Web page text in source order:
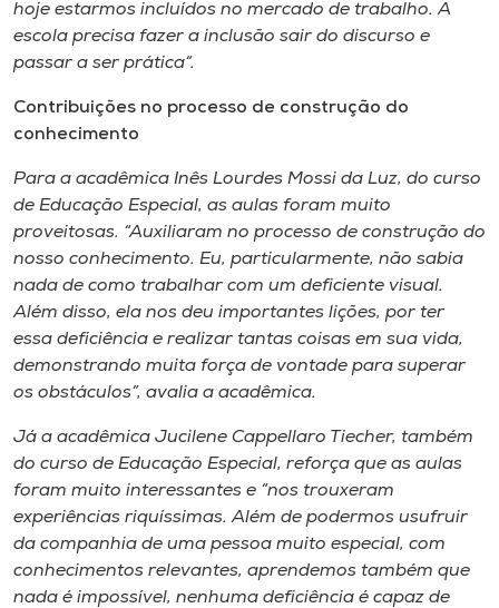
hoje estarmos incluídos no mercado de trabalho. A
escola precisa fazer a inclusão sair do discurso e
passar a ser prática“.
Contribuições no processo de construção do
conhecimento
Para a acadêmica Inês Lourdes Mossi da Luz, do curso
de Educação Especial, as aulas foram muito
proveitosas. “Auxiliaram no processo de construção do
nosso conhecimento. Eu, particularmente, não sabia
nada de como trabalhar com um deficiente visual.
Além disso, ela nos deu importantes lições, por ter
essa deficiência e realizar tantas coisas em sua vida,
demonstrando muita força de vontade para superar
os obstáculos”, avalia a acadêmica.
Já a acadêmica Jucilene Cappellaro Tiecher, também
do curso de Educação Especial, reforça que as aulas
foram muito interessantes e “nos trouxeram
experiências riquíssimas. Além de podermos usufruir
da companhia de uma pessoa muito especial, com
conhecimentos relevantes, aprendemos também que
nada é impossível, nenhuma deficiência é capaz de